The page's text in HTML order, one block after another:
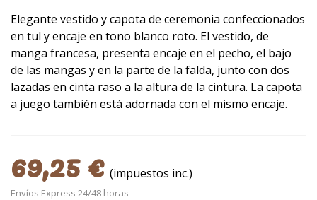
Elegante vestido y capota de ceremonia confeccionados
en tul y encaje en tono blanco roto. El vestido, de
manga francesa, presenta encaje en el pecho, el bajo
de las mangas y en la parte de la falda, junto con dos
lazadas en cinta raso a la altura de la cintura. La capota
a juego también está adornada con el mismo encaje.
69,25 € (impuestos inc.)
Envíos Express 24/48 horas